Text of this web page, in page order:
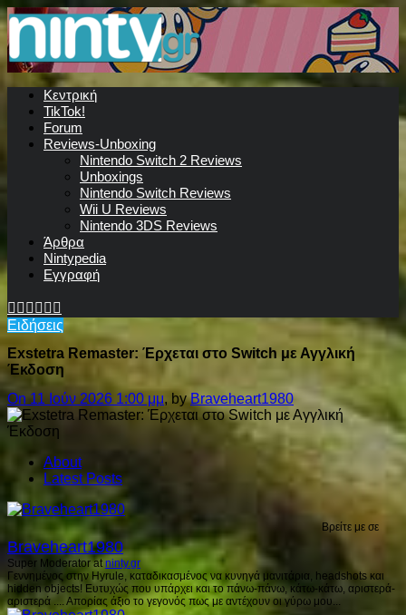
Κεντρική
TikTok!
Forum
Reviews-Unboxing
Nintendo Switch 2 Reviews
Unboxings
Nintendo Switch Reviews
Wii U Reviews
Nintendo 3DS Reviews
Άρθρα
Nintypedia
Εγγραφή
Ειδήσεις
Exstetra Remaster: Έρχεται στο Switch με Αγγλική
Έκδοση
On 11 Ιούν 2026 1:00 μμ, byBraveheart1980
About
Latest Posts
Βρείτε με σε
Braveheart1980
Super Moderatorat ninty.gr
Γεννημένος στην Hyrule, καταδικασμένος να κυνηγά μανιτάρια, headshots και
hidden objects! Ευτυχώς που υπάρχει και το πάνω-πάνω, κάτω-κάτω, αριστερά-
αριστερά .... Απορίας άξιο το γεγονός πως με αντέχουν οι γύρω μου...